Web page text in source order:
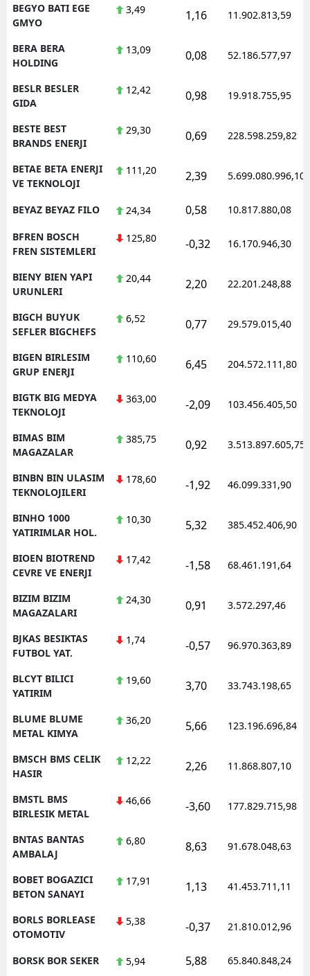
BEGYO BATI EGE
GMYO
3,49 1,16 11.902.813,59
BERA BERA
HOLDING
13,09 0,08 52.186.577,97
BESLR BESLER
GIDA
12,42 0,98 19.918.755,95
BESTE BEST
BRANDS ENERJI
29,30 0,69 228.598.259,82
BETAE BETA ENERJI
VE TEKNOLOJI
111,20 2,39 5.699.080.996,10
BEYAZ BEYAZ FILO 24,34 0,58 10.817.880,08
BFREN BOSCH
FREN SISTEMLERI
125,80 -0,32 16.170.946,30
BIENY BIEN YAPI
URUNLERI
20,44 2,20 22.201.248,88
BIGCH BUYUK
SEFLER BIGCHEFS
6,52 0,77 29.579.015,40
BIGEN BIRLESIM
GRUP ENERJI
110,60 6,45 204.572.111,80
BIGTK BIG MEDYA
TEKNOLOJI
363,00 -2,09 103.456.405,50
BIMAS BIM
MAGAZALAR
385,75 0,92 3.513.897.605,75
BINBN BIN ULASIM
TEKNOLOJILERI
178,60 -1,92 46.099.331,90
BINHO 1000
YATIRIMLAR HOL.
10,30 5,32 385.452.406,90
BIOEN BIOTREND
CEVRE VE ENERJI
17,42 -1,58 68.461.191,64
BIZIM BIZIM
MAGAZALARI
24,30 0,91 3.572.297,46
BJKAS BESIKTAS
FUTBOL YAT.
1,74 -0,57 96.970.363,89
BLCYT BILICI
YATIRIM
19,60 3,70 33.743.198,65
BLUME BLUME
METAL KIMYA
36,20 5,66 123.196.696,84
BMSCH BMS CELIK
HASIR
12,22 2,26 11.868.807,10
BMSTL BMS
BIRLESIK METAL
46,66 -3,60 177.829.715,98
BNTAS BANTAS
AMBALAJ
6,80 8,63 91.678.048,63
BOBET BOGAZICI
BETON SANAYI
17,91 1,13 41.453.711,11
BORLS BORLEASE
OTOMOTIV
5,38 -0,37 21.810.012,96
BORSK BOR SEKER 5,94 5,88 65.840.848,24